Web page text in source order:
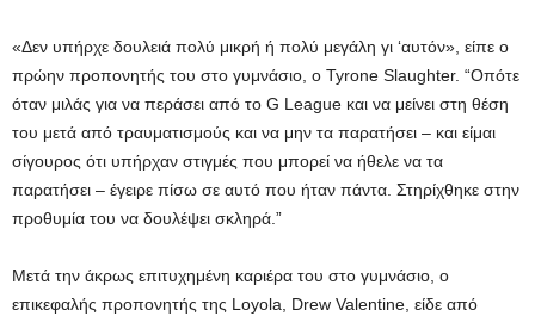
«Δεν υπήρχε δουλειά πολύ μικρή ή πολύ μεγάλη γι ‘αυτόν», είπε ο
πρώην προπονητής του στο γυμνάσιο, ο Tyrone Slaughter. “Οπότε
όταν μιλάς για να περάσει από το G League και να μείνει στη θέση
του μετά από τραυματισμούς και να μην τα παρατήσει – και είμαι
σίγουρος ότι υπήρχαν στιγμές που μπορεί να ήθελε να τα
παρατήσει – έγειρε πίσω σε αυτό που ήταν πάντα. Στηρίχθηκε στην
προθυμία του να δουλέψει σκληρά.”
Μετά την άκρως επιτυχημένη καριέρα του στο γυμνάσιο, ο
επικεφαλής προπονητής της Loyola, Drew Valentine, είδε από